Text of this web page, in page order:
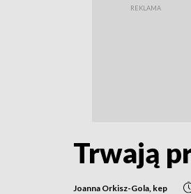
Trwają
Joanna Orkisz-Gola, kep